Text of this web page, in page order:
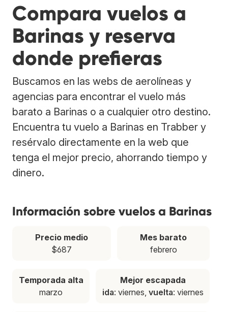
Compara vuelos a
Barinas y reserva
donde prefieras
Buscamos en las webs de aerolíneas y
agencias para encontrar el vuelo más
barato a Barinas o a cualquier otro destino.
Encuentra tu vuelo a Barinas en Trabber y
resérvalo directamente en la web que
tenga el mejor precio, ahorrando tiempo y
dinero.
Información sobre vuelos a Barinas
Precio medio
$687
Mes barato
febrero
Temporada alta
marzo
Mejor escapada
ida: viernes, vuelta: viernes